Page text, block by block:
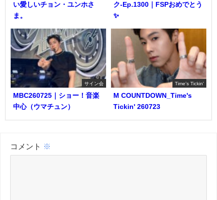
い愛しいチョン・ユンホさ
ま。
ク-Ep.1300｜FSPおめでとう
✨️
サイン会
MBC260725｜ショー！音楽
中心（ウマチュン）
Time's Tickin'
M COUNTDOWN_Time's
Tickin' 260723
コメント ※